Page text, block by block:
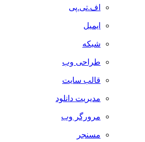
اف.تی.پی
ایمیل
شبکه
طراحی وب
قالب سایت
مدیریت دانلود
مرورگر وب
مسنجر